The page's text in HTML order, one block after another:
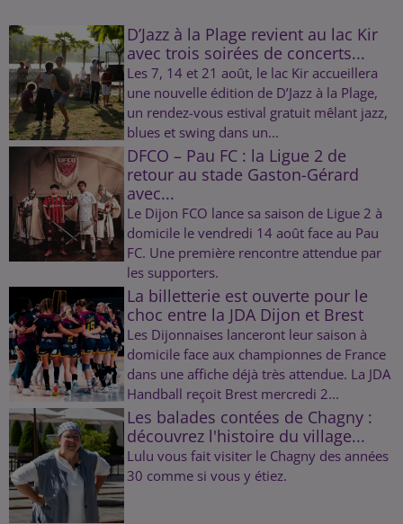
D’Jazz à la Plage revient au lac Kir
avec trois soirées de concerts...
Les 7, 14 et 21 août, le lac Kir accueillera
une nouvelle édition de D’Jazz à la Plage,
un rendez-vous estival gratuit mêlant jazz,
blues et swing dans un...
DFCO – Pau FC : la Ligue 2 de
retour au stade Gaston-Gérard
avec...
Le Dijon FCO lance sa saison de Ligue 2 à
domicile le vendredi 14 août face au Pau
FC. Une première rencontre attendue par
les supporters.
La billetterie est ouverte pour le
choc entre la JDA Dijon et Brest
Les Dijonnaises lanceront leur saison à
domicile face aux championnes de France
dans une affiche déjà très attendue. La JDA
Handball reçoit Brest mercredi 2...
Les balades contées de Chagny :
découvrez l'histoire du village...
Lulu vous fait visiter le Chagny des années
30 comme si vous y étiez.